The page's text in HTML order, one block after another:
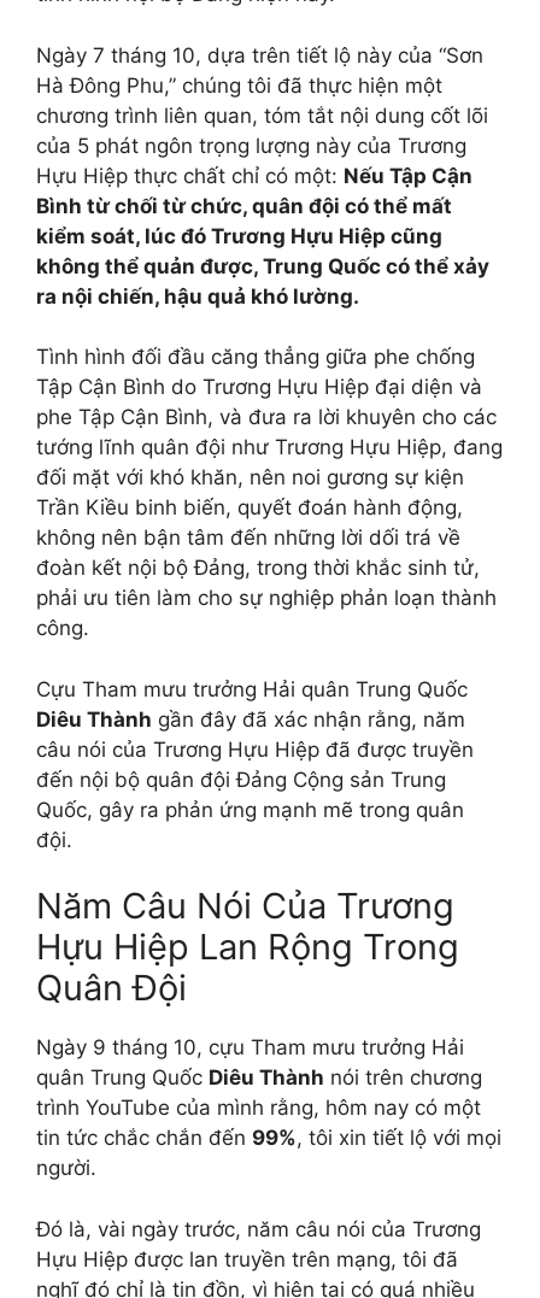
Ngày 7 tháng 10, dựa trên tiết lộ này của “Sơn
Hà Đông Phu,” chúng tôi đã thực hiện một
chương trình liên quan, tóm tắt nội dung cốt lõi
của 5 phát ngôn trọng lượng này của Trương
Hựu Hiệp thực chất chỉ có một: Nếu Tập Cận
Bình từ chối từ chức, quân đội có thể mất
kiểm soát, lúc đó Trương Hựu Hiệp cũng
không thể quản được, Trung Quốc có thể xảy
ra nội chiến, hậu quả khó lường.
Tình hình đối đầu căng thẳng giữa phe chống
Tập Cận Bình do Trương Hựu Hiệp đại diện và
phe Tập Cận Bình, và đưa ra lời khuyên cho các
tướng lĩnh quân đội như Trương Hựu Hiệp, đang
đối mặt với khó khăn, nên noi gương sự kiện
Trần Kiều binh biến, quyết đoán hành động,
không nên bận tâm đến những lời dối trá về
đoàn kết nội bộ Đảng, trong thời khắc sinh tử,
phải ưu tiên làm cho sự nghiệp phản loạn thành
công.
Cựu Tham mưu trưởng Hải quân Trung Quốc
Diêu Thành gần đây đã xác nhận rằng, năm
câu nói của Trương Hựu Hiệp đã được truyền
đến nội bộ quân đội Đảng Cộng sản Trung
Quốc, gây ra phản ứng mạnh mẽ trong quân
đội.
Năm Câu Nói Của Trương
Hựu Hiệp Lan Rộng Trong
Quân Đội
Ngày 9 tháng 10, cựu Tham mưu trưởng Hải
quân Trung Quốc Diêu Thành nói trên chương
trình YouTube của mình rằng, hôm nay có một
tin tức chắc chắn đến 99%, tôi xin tiết lộ với mọi
người.
Đó là, vài ngày trước, năm câu nói của Trương
Hựu Hiệp được lan truyền trên mạng, tôi đã
nghĩ đó chỉ là tin đồn, vì hiện tại có quá nhiều